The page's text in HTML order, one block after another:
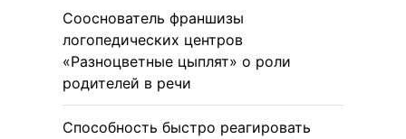
Сооснователь франшизы
логопедических центров
«Разноцветные цыплят» о роли
родителей в речи
Способность быстро реагировать